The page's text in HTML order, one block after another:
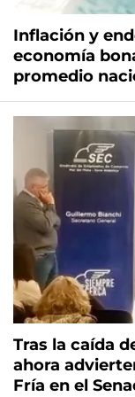
Inflación y
economía
promedio
Tras la caída
ahora
Fría en el